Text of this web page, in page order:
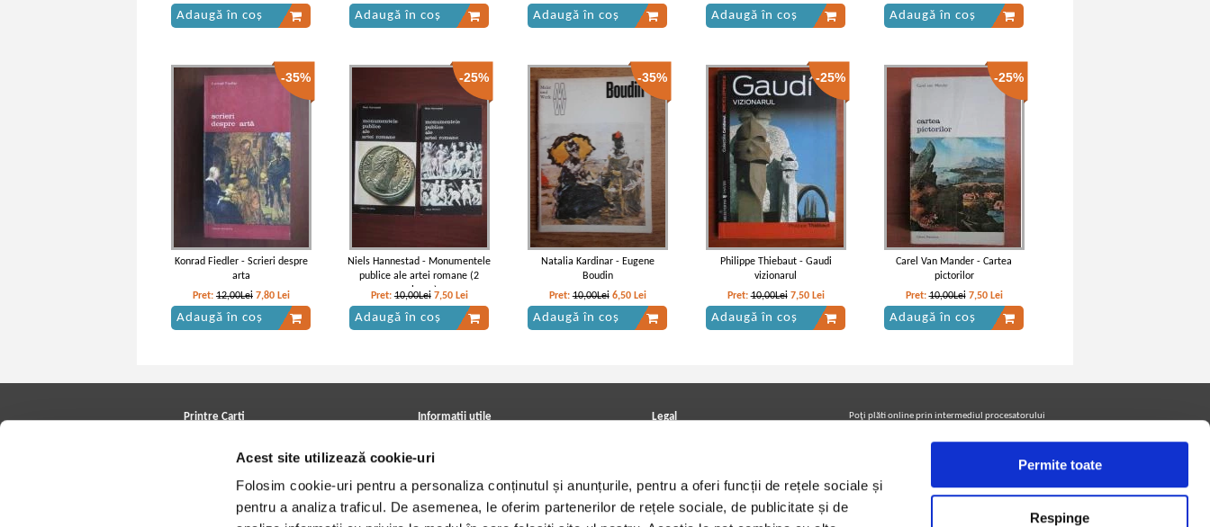
Acest site utilizează cookie-uri
Folosim cookie-uri pentru a personaliza conținutul și anunțurile, pentru a oferi funcții de rețele sociale și
pentru a analiza traficul. De asemenea, le oferim partenerilor de rețele sociale, de publicitate și de
Permite toate
Respinge
Adaugă în coș Adaugă în coș Adaugă în coș Adaugă în coș Adaugă în coș
-35%
Konrad Fiedler - Scrieri despre
arta
Pret: 12,00Lei 7,80 Lei
Adaugă în coș
-25%
Niels Hannestad - Monumentele
publice ale artei romane (2
volume)
Pret:10,00Lei 7,50 Lei
Adaugă în coș
-35%
Natalia Kardinar - Eugene
Boudin
Pret:10,00Lei 6,50 Lei
Adaugă în coș
-25%
Philippe Thiebaut - Gaudi
vizionarul
Pret:10,00Lei 7,50 Lei
Adaugă în coș
-25%
Carel Van Mander - Cartea
pictorilor
Pret:10,00Lei 7,50 Lei
Adaugă în coș
Printre Carti
Cele mai căutate cărți
Informatii utile
Achizitii viniluri, casete, CD/DVD
Cum cumpar?
Politica de livrare
Retur comenzi
Legal
Termeni si conditii
Utilizare cookie-uri
Poţi plăti online prin intermediul procesatorului
Urmăreşte-ne pe facebook pentru a fi la curent cu